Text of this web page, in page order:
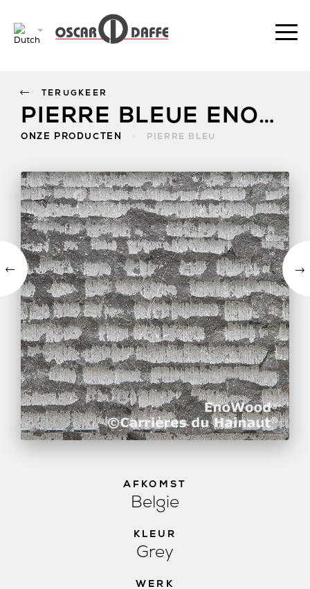
PIERRE BLEUE ENOWOOD
ONZE PRODUCTEN PIERRE BLEU
TERUGKEER
AFKOMST
Belgie
KLEUR
Grey
WERK